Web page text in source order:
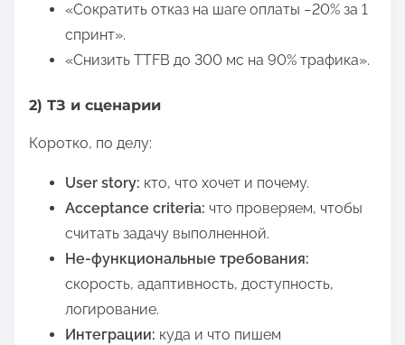
«Сократить отказ на шаге оплаты −20% за 1
спринт».
«Снизить TTFB до 300 мс на 90% трафика».
2) ТЗ и сценарии
Коротко, по делу:
User story: кто, что хочет и почему.
Acceptance criteria: что проверяем, чтобы
считать задачу выполненной.
Не-функциональные требования:
скорость, адаптивность, доступность,
логирование.
Интеграции: куда и что пишем